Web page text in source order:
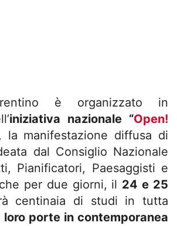
è organizzato in
iniziativa nazionale “Open!
la manifestazione diffusa di
dal Consiglio Nazionale
Pianificatori, Paesaggisti e
per due giorni, il 24 e 25
centinaia di studi in tutta
loro porte in contemporanea